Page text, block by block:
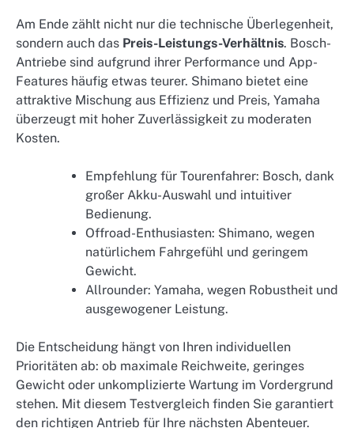
Am Ende zählt nicht nur die technische Überlegenheit,
sondern auch das Preis-Leistungs-Verhältnis. Bosch-
Antriebe sind aufgrund ihrer Performance und App-
Features häufig etwas teurer. Shimano bietet eine
attraktive Mischung aus Effizienz und Preis, Yamaha
überzeugt mit hoher Zuverlässigkeit zu moderaten
Kosten.
Empfehlung für Tourenfahrer: Bosch, dank
großer Akku-Auswahl und intuitiver
Bedienung.
Offroad-Enthusiasten: Shimano, wegen
natürlichem Fahrgefühl und geringem
Gewicht.
Allrounder: Yamaha, wegen Robustheit und
ausgewogener Leistung.
Die Entscheidung hängt von Ihren individuellen
Prioritäten ab: ob maximale Reichweite, geringes
Gewicht oder unkomplizierte Wartung im Vordergrund
stehen. Mit diesem Testvergleich finden Sie garantiert
den richtigen Antrieb für Ihre nächsten Abenteuer.